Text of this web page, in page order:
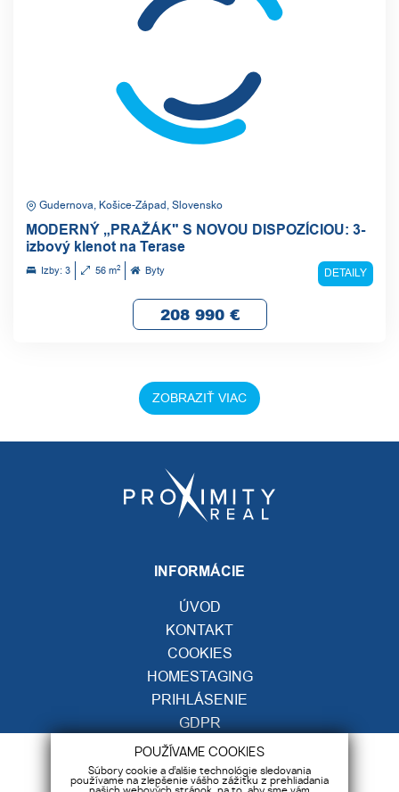
Gudernova, Košice-Západ, Slovensko
MODERNÝ „PRAŽÁK" S NOVOU DISPOZÍCIOU: 3-
izbový klenot na Terase
Izby: 3 56 m2 Byty DETAILY
208 990 €
ZOBRAZIŤ VIAC
INFORMÁCIE
ÚVOD
KONTAKT
COOKIES
HOMESTAGING
PRIHLÁSENIE
GDPR
KONTAKT
POUŽÍVAME COOKIES
Súbory cookie a ďalšie technológie sledovania
používame na zlepšenie vášho zážitku z prehliadania